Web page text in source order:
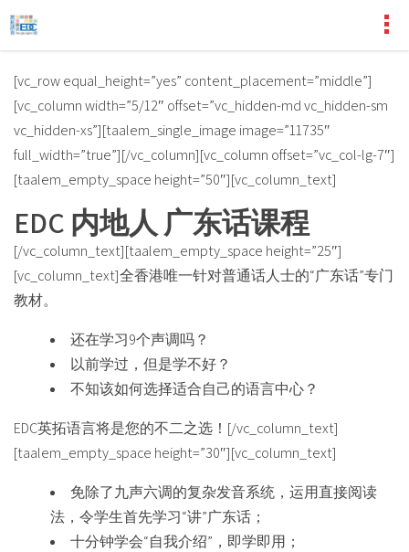
[vc_row equal_height=”yes” content_placement=”middle”]
[vc_column width=”5/12″ offset=”vc_hidden-md vc_hidden-sm
vc_hidden-xs”][taalem_single_image image=”11735″
full_width=”true”][/vc_column][vc_column offset=”vc_col-lg-7″]
[taalem_empty_space height=”50″][vc_column_text]
EDC 内地人 广东话课程
[/vc_column_text][taalem_empty_space height=”25″]
[vc_column_text]全香港唯一针对普通话人士的“广东话”专门
教材。
还在学习9个声调吗？
以前学过，但是学不好？
不知该如何选择适合自己的语言中心？
EDC英拓语言将是您的不二之选！[/vc_column_text]
[taalem_empty_space height=”30″][vc_column_text]
免除了九声六调的复杂发音系统，运用直接阅读
法，令学生首先学习“讲”广东话；
十分钟学会“自我介绍”，即学即用；